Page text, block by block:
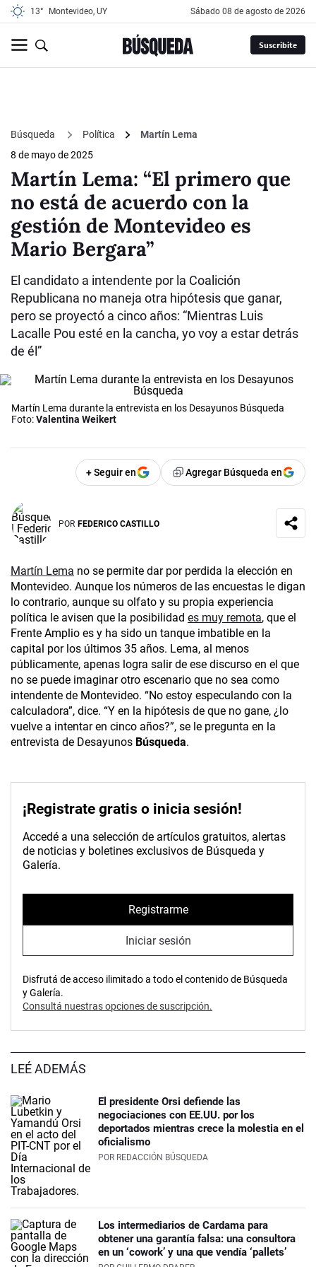
13° Montevideo, UY sábado 08 de agosto de 2026
Suscribite
Búsqueda Política
Martín Lema
8 de mayo de 2025
Martín Lema: “El primero que
no está de acuerdo con la
gestión de Montevideo es
Mario Bergara”
El candidato a intendente por la Coalición
Republicana no maneja otra hipótesis que ganar,
pero se proyectó a cinco años: “Mientras Luis
Lacalle Pou esté en la cancha, yo voy a estar detrás
de él”
Martín Lema durante la entrevista en los Desayunos Búsqueda
Foto:Valentina Weikert
+ Seguir en Agregar Búsqueda en
POR FEDERICO CASTILLO
Martín Lema no se permite dar por perdida la elección en
Montevideo. Aunque los números de las encuestas le digan
lo contrario, aunque su olfato y su propia experiencia
política le avisen que la posibilidad es muy remota, que el
Frente Amplio es y ha sido un tanque imbatible en la
capital por los últimos 35 años. Lema, al menos
públicamente, apenas logra salir de ese discurso en el que
no se puede imaginar otro escenario que no sea como
intendente de Montevideo. “No estoy especulando con la
calculadora”, dice. “Y en la hipótesis de que no gane, ¿lo
vuelve a intentar en cinco años?”, se le pregunta en la
entrevista de Desayunos Búsqueda.
¡Registrate gratis o inicia sesión!
Accedé a una selección de artículos gratuitos, alertas
de noticias y boletines exclusivos de Búsqueda y
Galería.
Registrarme
Iniciar sesión
Disfrutá de acceso ilimitado a todo el contenido de Búsqueda
y Galería.
Consultá nuestras opciones de suscripción.
LEÉ ADEMÁS
El presidente Orsi defiende las
negociaciones con EE.UU. por los
deportados mientras crece la molestia en el
oficialismo
POR REDACCIÓN BÚSQUEDA
Los intermediarios de Cardama para
obtener una garantía falsa: una consultora
en un ‘cowork’ y una que vendía ‘pallets’